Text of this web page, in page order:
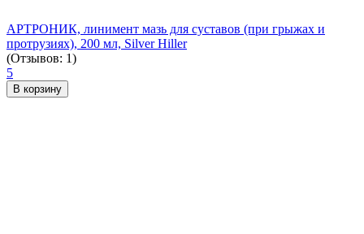
АРТРОНИК, линимент мазь для суставов (при грыжах и
протрузиях), 200 мл, Silver Hiller
(Отзывов: 1)
5
В корзину